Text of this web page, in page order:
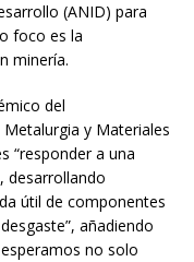
(ANID) para
foco es la
minería.
del
y Materiales
“responder a una
desarrollando
útil de componentes
añadiendo
no solo